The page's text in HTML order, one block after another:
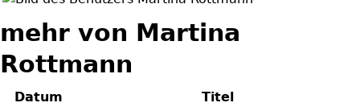
mehr von Martina
Rottmann
Datum Titel